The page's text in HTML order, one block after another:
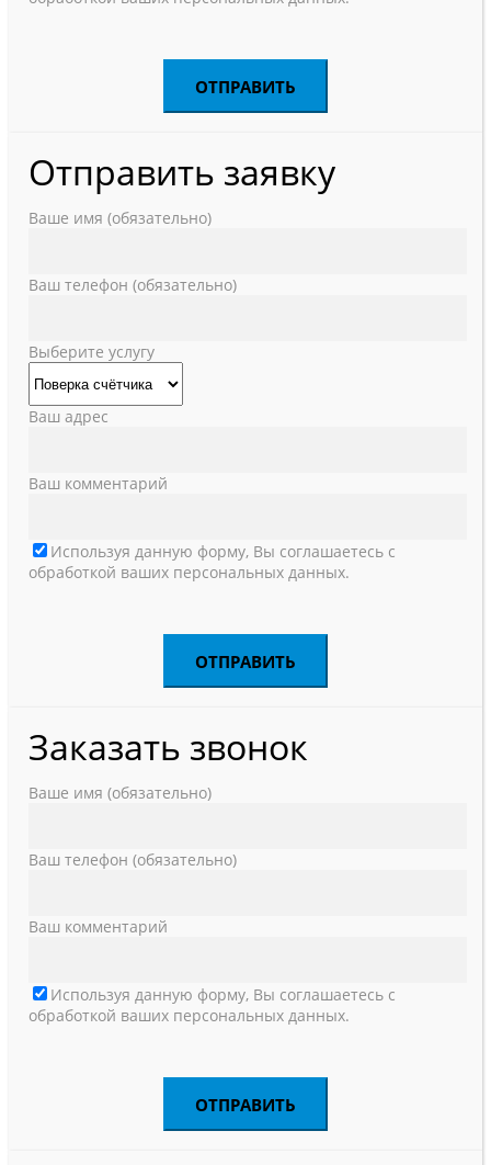
Отправить заявку
Ваше имя (обязательно)
Ваш телефон (обязательно)
Выберите услугу
Ваш адрес
Ваш комментарий
Используя данную форму, Вы соглашаетесь с
обработкой ваших персональных данных.
Заказать звонок
Ваше имя (обязательно)
Ваш телефон (обязательно)
Ваш комментарий
Используя данную форму, Вы соглашаетесь с
обработкой ваших персональных данных.